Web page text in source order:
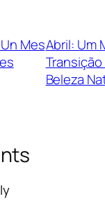
MesAbril: Um
Beleza